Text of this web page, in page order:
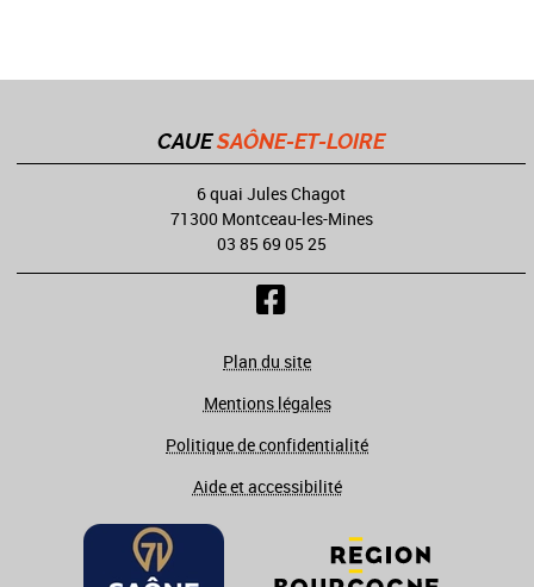
CAUESAÔNE-ET-LOIRE
6 quai Jules Chagot
71300 Montceau-les-Mines
03 85 69 05 25
Plan du site
Mentions légales
Politique de confidentialité
Aide et accessibilité